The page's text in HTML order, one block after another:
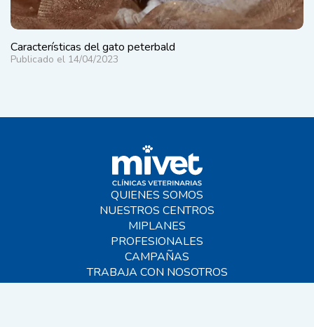
Características del gato peterbald
Publicado el 14/04/2023
QUIENES SOMOS
NUESTROS CENTROS
MIPLANES
PROFESIONALES
CAMPAÑAS
TRABAJA CON NOSOTROS
BLOG